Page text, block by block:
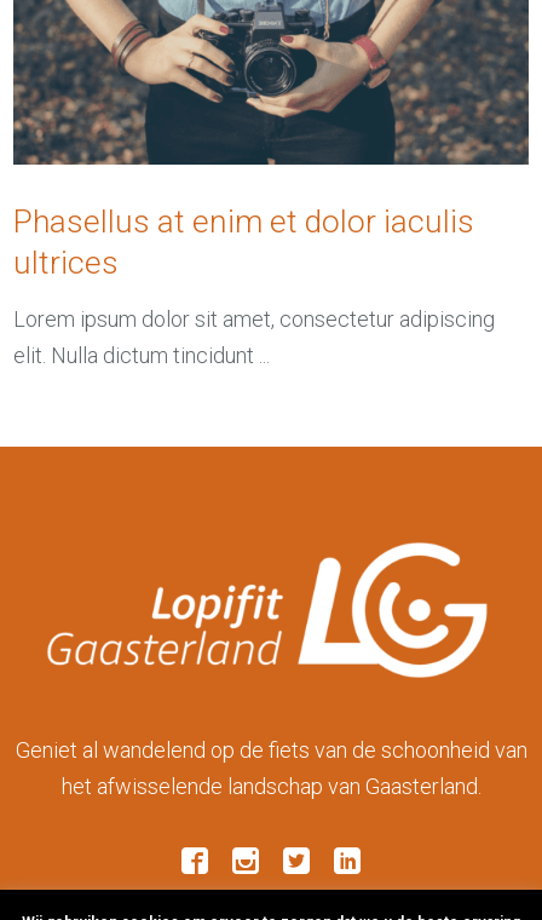
Phasellus at enim et dolor iaculis
ultrices
Lorem ipsum dolor sit amet, consectetur adipiscing
elit. Nulla dictum tincidunt ...
Geniet al wandelend op de fiets van de schoonheid van
het afwisselende landschap van Gaasterland.